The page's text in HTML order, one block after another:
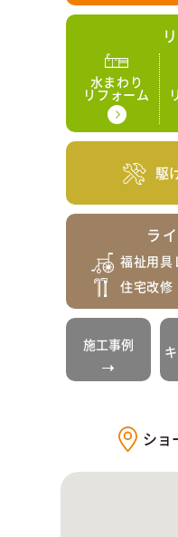
水まわり
リフォーム
駆
ラ
福祉用具
住宅改修
施工事例
ショ